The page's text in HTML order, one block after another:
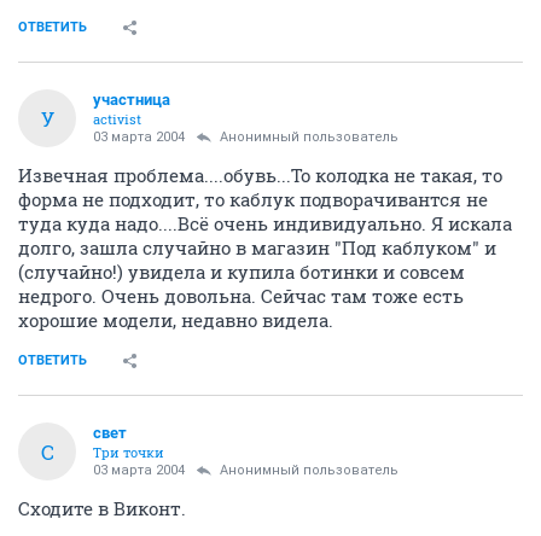
ОТВЕТИТЬ
У
участница
activist
03 марта 2004 Анонимный пользователь
Извечная проблема....обувь...То колодка не такая, то
форма не подходит, то каблук подворачивантся не
туда куда надо....Всё очень индивидуально. Я искала
долго, зашла случайно в магазин "Под каблуком" и
(случайно!) увидела и купила ботинки и совсем
недрого. Очень довольна. Сейчас там тоже есть
хорошие модели, недавно видела.
ОТВЕТИТЬ
С
свет
Три точки
03 марта 2004 Анонимный пользователь
Сходите в Виконт.